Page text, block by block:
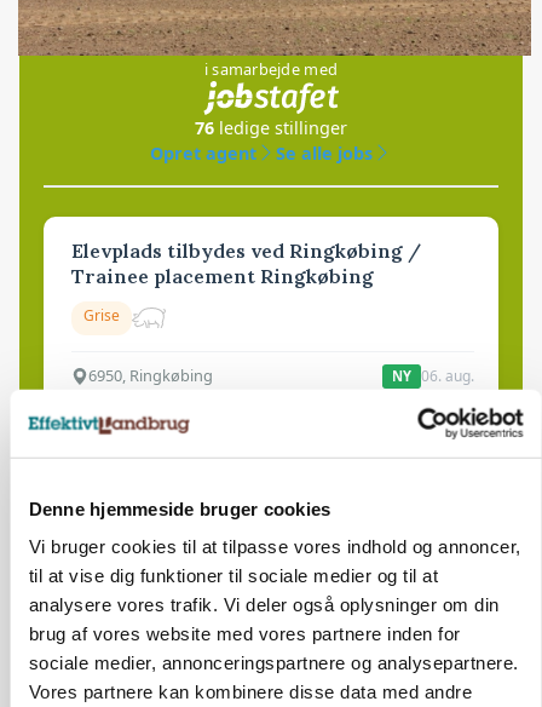
Denne hjemmeside bruger cookies
Vi bruger cookies til at tilpasse vores indhold og annoncer,
til at vise dig funktioner til sociale medier og til at
analysere vores trafik. Vi deler også oplysninger om din
brug af vores website med vores partnere inden for
sociale medier, annonceringspartnere og analysepartnere.
Vores partnere kan kombinere disse data med andre
Jobs
i samarbejde med
76 ledige stillinger
Opret agent
Se alle jobs
Elevplads tilbydes ved Ringkøbing /
Trainee placement Ringkøbing
Grise
6950, Ringkøbing NY 06. aug.
Rørlægger / håndmand søges til
4690, Haslev NY 06. aug.
Lastbilchauffør søges til Henrik Haves
Maskinstation